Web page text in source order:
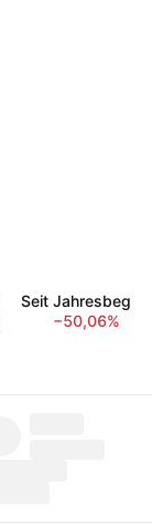
Seit Jahresbeginn
−50,06%